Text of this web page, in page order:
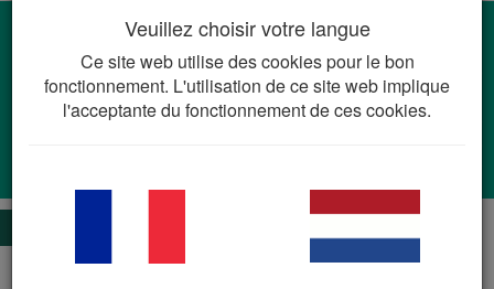
Otitis externa
Staphylococcusspp.,Streptococcus
Enterococcusspp.,Escherichia coli,
Proteusspp.,Corynebacterium
Otitis externa is een acute of chronische ontsteking van de
Veuillez choisir votre langue
Ce site web utilise des cookies pour le bon
fonctionnement. L'utilisation de ce site web implique
l'acceptante du fonctionnement de ces cookies.